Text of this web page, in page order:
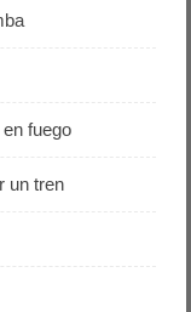
fuego
un tren